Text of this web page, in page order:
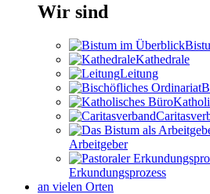
Wir sind
Kathedrale
Leitung
Arbeitgeber
Erkundungsprozess
an vielen Orten